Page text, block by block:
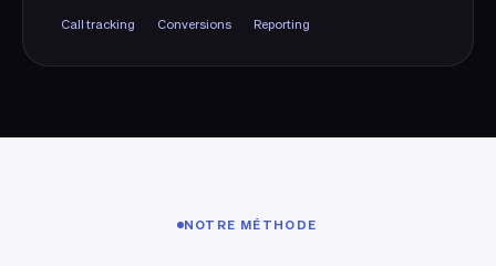
Call tracking Conversions Reporting
NOTRE MÉTHODE